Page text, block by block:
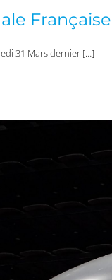
31 Mars dernier […]